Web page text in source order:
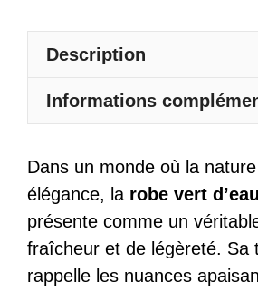
Vert
D'Eau
Sans
Dentelle
-
Camille
Description
Informations
Dans un monde où la
élégance, la robe vert d’eau
présente comme un
fraîcheur et de légèreté. Sa
rappelle les nuances